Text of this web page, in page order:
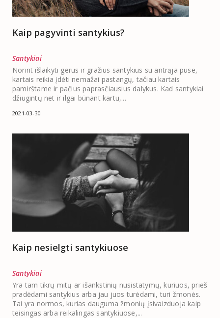
Kaip pagyvinti santykius?
Santykiai
Norint išlaikyti gerus ir gražius santykius su antrąja puse,
kartais reikia įdėti nemažai pastangų, tačiau kartais
pamirštame ir pačius paprasčiausius dalykus. Kad santykiai
džiugintų net ir ilgai būnant kartu,...
2021-03-30
Kaip nesielgti santykiuose
Santykiai
Yra tam tikrų mitų ar išankstinių nusistatymų, kuriuos, prieš
pradėdami santykius arba jau juos turėdami, turi žmonės.
Tai yra normos, kurias dauguma žmonių įsivaizduoja kaip
teisingas arba reikalingas santykiuose,...